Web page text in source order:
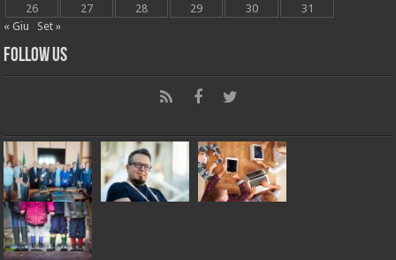
26
27 28 29 30
31
« Giu
Set »
Follow Us